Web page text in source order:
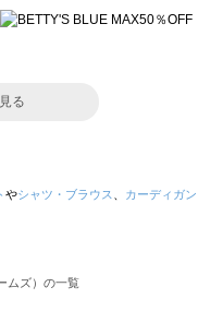
る
やシャツ・ブラウス
カーディガン
ムズ）の一覧